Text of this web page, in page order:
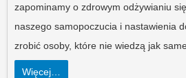
zapominamy o zdrowym odżywianiu
naszego samopoczucia i nastawienia
zrobić osoby, które nie wiedzą jak
Więcej…